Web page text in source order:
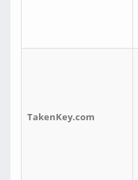
TakenKey.com